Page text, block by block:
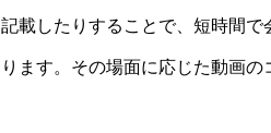
記載したりすることで、短時間
ります。その場面に応じた動画